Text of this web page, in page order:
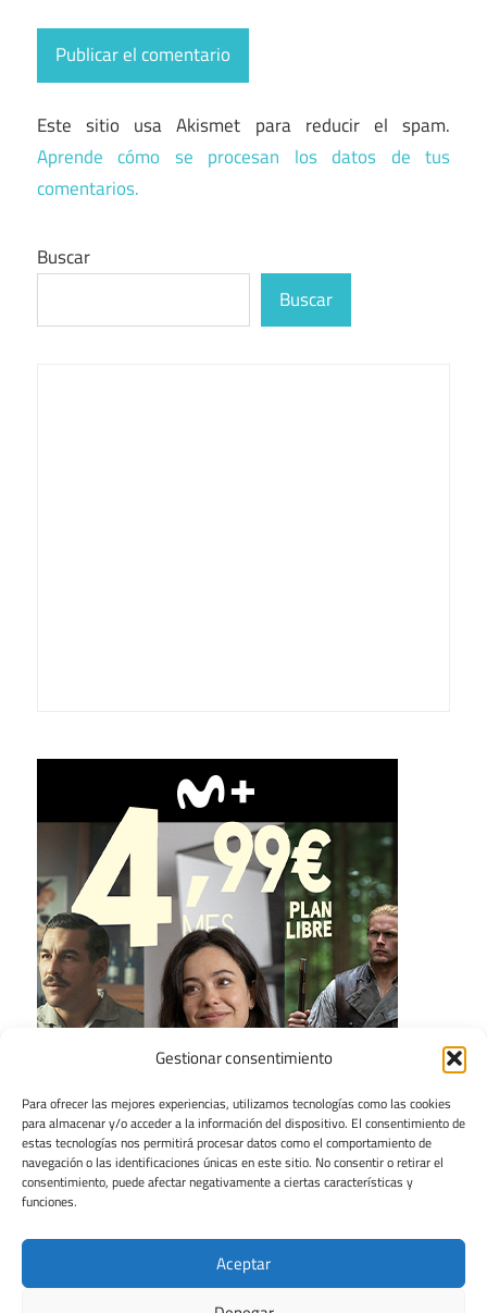
Gestionar consentimiento
Para ofrecer las mejores experiencias, utilizamos tecnologías como las cookies
para almacenar y/o acceder a la información del dispositivo. El consentimiento de
estas tecnologías nos permitirá procesar datos como el comportamiento de
navegación o las identificaciones únicas en este sitio. No consentir o retirar el
consentimiento, puede afectar negativamente a ciertas características y
funciones.
Aceptar
Este sitio usa Akismet para reducir el spam.
Aprende cómo se procesan los datos de tus
comentarios.
Buscar
Buscar